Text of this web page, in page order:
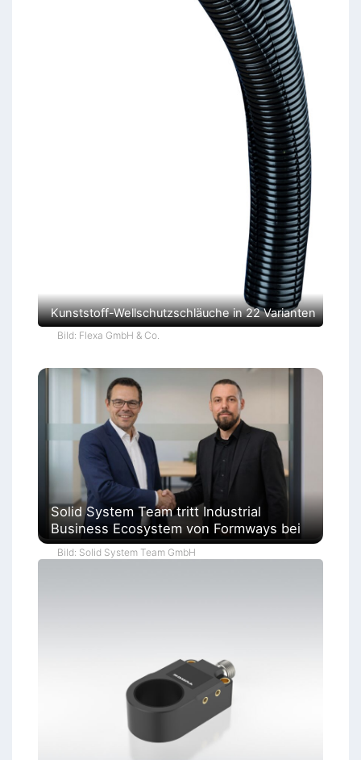
Kunststoff-Wellschutzschläuche in 22 Varianten
Bild: Flexa GmbH & Co.
Solid System Team tritt Industrial
Business Ecosystem von Formways bei
Bild: Solid System Team GmbH